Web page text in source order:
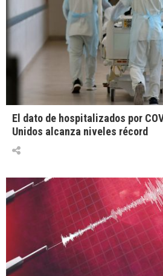
El dato de hospitalizados por
Unidos alcanza niveles récord